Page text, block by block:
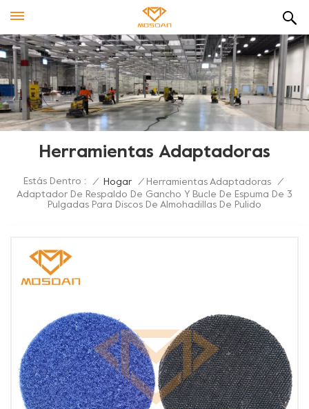
Herramientas Adaptadoras
Estás Dentro : / Hogar / Herramientas Adaptadoras
/
Adaptador De Respaldo De Gancho Y Bucle De Espuma De 3
Pulgadas Para Discos De Almohadillas De Pulido